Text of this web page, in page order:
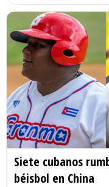
Siete cubanos
béisbol en China